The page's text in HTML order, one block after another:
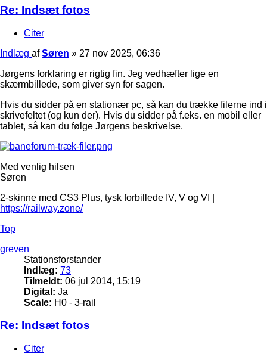
Re: Indsæt fotos
Citer
Indlæg afSøren » 27 nov 2025, 06:36
Jørgens forklaring er rigtig fin. Jeg vedhæfter lige en
skærmbillede, som giver syn for sagen.
Hvis du sidder på en stationær pc, så kan du trække filerne ind i
skrivefeltet (og kun der). Hvis du sidder på f.eks. en mobil eller
tablet, så kan du følge Jørgens beskrivelse.
Med venlig hilsen
Søren
2-skinne med CS3 Plus, tysk forbillede IV, V og VI |
https://railway.zone/
Top
greven
Stationsforstander
Indlæg: 73
Tilmeldt: 06 jul 2014, 15:19
Digital: Ja
Scale: H0 - 3-rail
Re: Indsæt fotos
Citer